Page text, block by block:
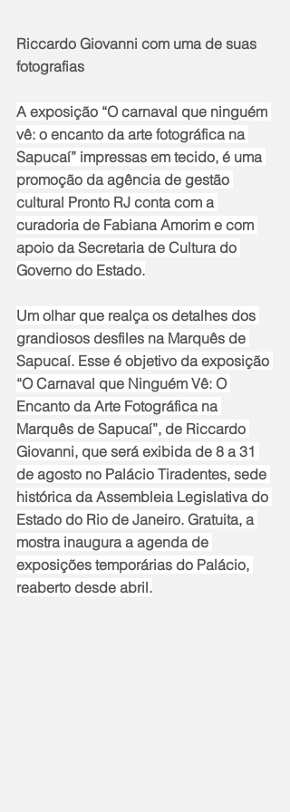
Riccardo Giovanni com uma de suas
fotografias
A exposição “O carnaval que ninguém
vê: o encanto da arte fotográfica na
Sapucaí” impressas em tecido, é uma
promoção da agência de gestão
cultural Pronto RJ conta com a
curadoria de Fabiana Amorim e com
apoio da Secretaria de Cultura do
Governo do Estado.
Um olhar que realça os detalhes dos
grandiosos desfiles na Marquês de
Sapucaí. Esse é objetivo da exposição
“O Carnaval que Ninguém Vê: O
Encanto da Arte Fotográfica na
Marquês de Sapucaí”, de Riccardo
Giovanni, que será exibida de 8 a 31
de agosto no Palácio Tiradentes, sede
histórica da Assembleia Legislativa do
Estado do Rio de Janeiro. Gratuita, a
mostra inaugura a agenda de
exposições temporárias do Palácio,
reaberto desde abril.